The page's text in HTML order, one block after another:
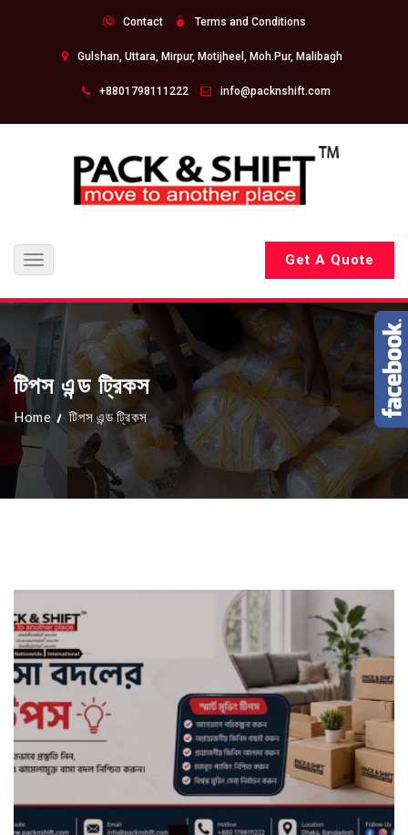
Contact Terms and Conditions
Gulshan, Uttara, Mirpur, Motijheel, Moh.Pur, Malibagh
+8801798111222 info@packnshift.com
Toggle
navigation
Get A Quote
টিপস এন্ড ট্রিকস
Home টিপস এন্ড ট্রিকস